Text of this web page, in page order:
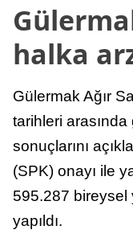
halka
Gülermak Ağır
tarihleri
sonuçlarını
(SPK) onayı ile
595.287 bireysel
yapıldı.